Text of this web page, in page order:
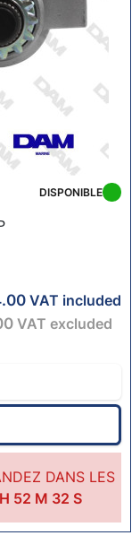
DANS LES
H 52 M 31S
DISPONIBLE
VAT included
VAT excluded